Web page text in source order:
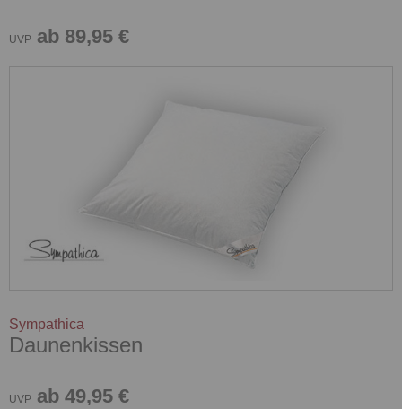
UVP ab 89,95 €
Sympathica
Daunenkissen
UVP ab 49,95 €